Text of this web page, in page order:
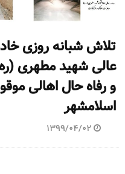
تلاش شبانه روزی
عالی شهید مطهری
و رفاه حال اهالی
اسلامشهر
1399/04/02